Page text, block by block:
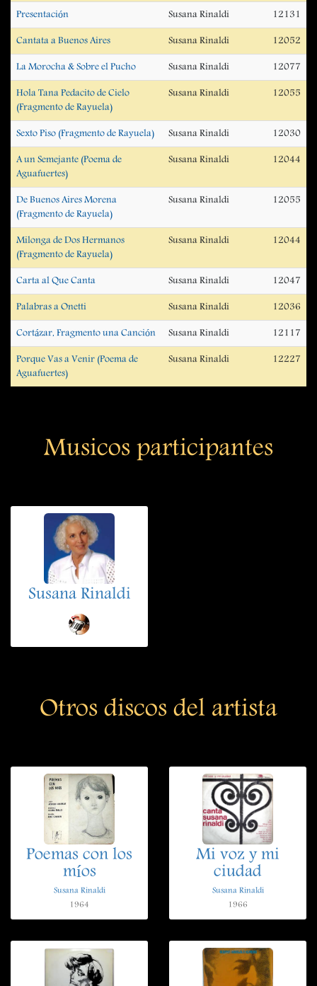
Presentación Susana Rinaldi 12131
Cantata a Buenos Aires Susana Rinaldi 12052
La Morocha & Sobre el Pucho Susana Rinaldi 12077
Hola Tana Pedacito de Cielo
(Fragmento de Rayuela)
Susana Rinaldi 12055
Sexto Piso (Fragmento de Rayuela) Susana Rinaldi 12030
A un Semejante (Poema de
Aguafuertes)
Susana Rinaldi 12044
De Buenos Aires Morena
(Fragmento de Rayuela)
Susana Rinaldi 12055
Milonga de Dos Hermanos
(Fragmento de Rayuela)
Susana Rinaldi 12044
Carta al Que Canta Susana Rinaldi 12047
Palabras a Onetti Susana Rinaldi 12036
Cortázar, Fragmento una Canción Susana Rinaldi 12117
Porque Vas a Venir (Poema de
Aguafuertes)
Susana Rinaldi 12227
Musicos participantes
Susana Rinaldi
Otros discos del artista
Poemas con los
míos
Susana Rinaldi
1964
Mi voz y mi
ciudad
Susana Rinaldi
1966